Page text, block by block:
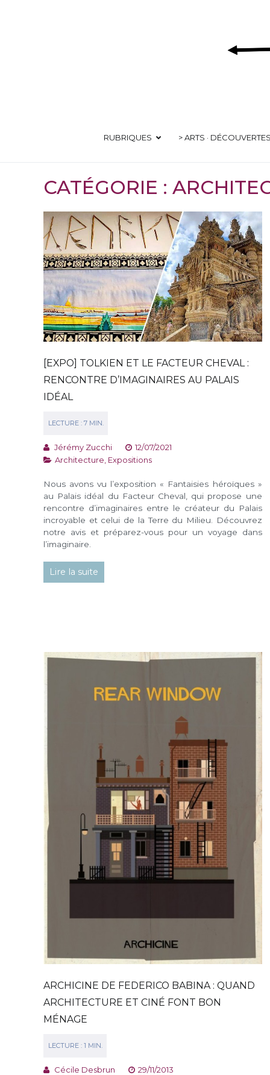
RUBRIQUES > ARTS · DÉCOUVERTES
CATÉGORIE :
[EXPO] TOLKIEN ET LE FACTEUR CHEVAL :
RENCONTRE D’IMAGINAIRES AU PALAIS
IDÉAL
Jérémy Zucchi
12/07/2021
Architecture Expositions
Nous avons vu l’exposition « Fantaisies héroïques »
au Palais idéal du Facteur Cheval, qui propose une
rencontre d’imaginaires entre le créateur du Palais
incroyable et celui de la Terre du Milieu. Découvrez
notre avis et préparez-vous pour un voyage dans
l’imaginaire.
Lire la suite
ARCHICINE DE FEDERICO BABINA : QUAND
ARCHITECTURE ET CINÉ FONT BON
MÉNAGE
Cécile Desbrun
29/11/2013